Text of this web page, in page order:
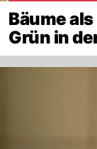
Bäume
Grün in